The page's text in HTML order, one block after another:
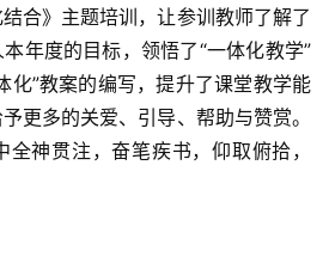
结合》主题培训，让参训教师了解了
年度的目标，领悟了“一体化教学”
化”教案的编写，提升了课堂教学能
更多的关爱、引导、帮助与赞赏。
神贯注，奋笔疾书，仰取俯拾，